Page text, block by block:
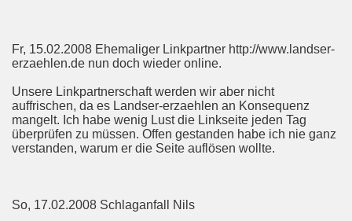
Fr, 15.02.2008 Ehemaliger Linkpartner http://www.landser-
erzaehlen.de nun doch wieder online.
Unsere Linkpartnerschaft werden wir aber nicht
auffrischen, da es Landser-erzaehlen an Konsequenz
mangelt. Ich habe wenig Lust die Linkseite jeden Tag
überprüfen zu müssen. Offen gestanden habe ich nie ganz
verstanden, warum er die Seite auflösen wollte.
So, 17.02.2008 Schlaganfall Nils